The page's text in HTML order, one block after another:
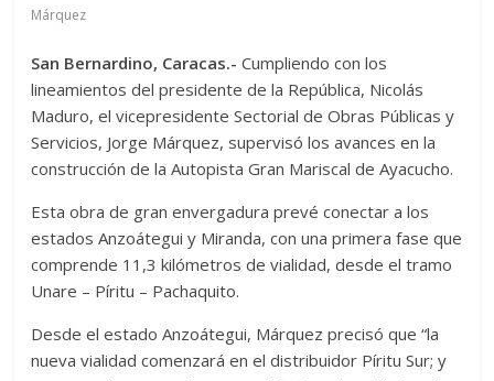
Márquez
San Bernardino, Caracas.- Cumpliendo con los
lineamientos del presidente de la República, Nicolás
Maduro, el vicepresidente Sectorial de Obras Públicas y
Servicios, Jorge Márquez, supervisó los avances en la
construcción de la Autopista Gran Mariscal de Ayacucho.
Esta obra de gran envergadura prevé conectar a los
estados Anzoátegui y Miranda, con una primera fase que
comprende 11,3 kilómetros de vialidad, desde el tramo
Unare – Píritu – Pachaquito.
Desde el estado Anzoátegui, Márquez precisó que “la
nueva vialidad comenzará en el distribuidor Píritu Sur; y